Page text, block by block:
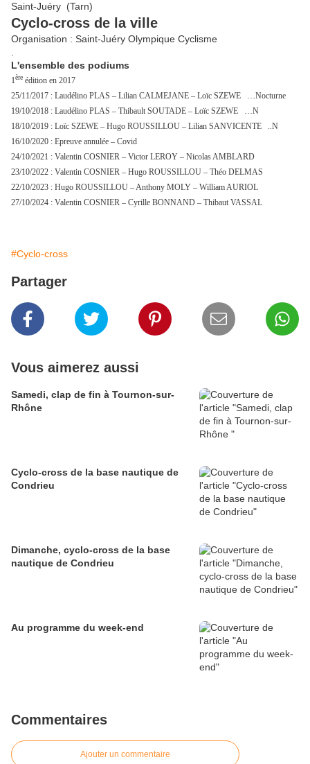
Saint-Juéry (Tarn)
Cyclo-cross de la ville
Organisation : Saint-Juéry Olympique Cyclisme
L'ensemble des podiums
1ère édition en 2017
25/11/2017 : Laudélino PLAS – Lilian CALMEJANE – Loïc SZEWE …Nocturne
19/10/2018 : Laudélino PLAS – Thibault SOUTADE – Loïc SZEWE …N
18/10/2019 : Loïc SZEWE – Hugo ROUSSILLOU – Lilian SANVICENTE ..N
16/10/2020 : Epreuve annulée – Covid
24/10/2021 : Valentin COSNIER – Victor LEROY – Nicolas AMBLARD
23/10/2022 : Valentin COSNIER – Hugo ROUSSILLOU – Théo DELMAS
22/10/2023 : Hugo ROUSSILLOU – Anthony MOLY – William AURIOL
27/10/2024 : Valentin COSNIER – Cyrille BONNAND – Thibaut VASSAL
#Cyclo-cross
Partager
Vous aimerez aussi
Samedi, clap de fin à Tournon-sur-
Rhône
Cyclo-cross de la base nautique de
Condrieu
Dimanche, cyclo-cross de la base
nautique de Condrieu
Au programme du week-end
Commentaires
Ajouter un commentaire